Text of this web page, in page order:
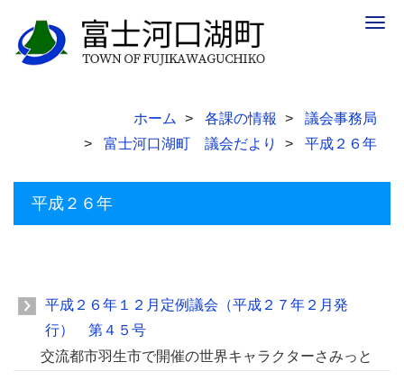
ホーム 各課の情報
議会事務局
富士河口湖町 議会だより
平成２６年
平成２６年
平成２６年１２月定例議会（平成２７年２月発
行） 第４５号
交流都市羽生市で開催の世界キャラクターさみっと